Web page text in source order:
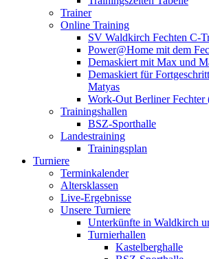
Trainer
Online Training
SV Waldkirch Fechten C-
Power@Home mit dem
Demaskiert mit Max und
Demaskiert für
Matyas
Work-Out Berliner Fechter
Trainingshallen
BSZ-Sporthalle
Landestraining
Trainingsplan
Turniere
Terminkalender
Altersklassen
Live-Ergebnisse
Unsere Turniere
Unterkünfte in Waldkirch
Turnierhallen
Kastelberghalle